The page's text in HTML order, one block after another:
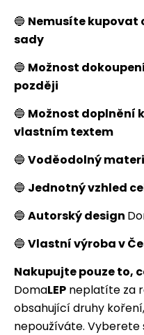
🔵 Nemusíte kupovat
sady
🔵 Možnost
později
🔵 Možnost doplnění
vlastním textem
🔵 Voděodolný
🔵 Jednotný vzhled
🔵 Autorský design
🔵 Vlastní výroba v
Nakupujte pouze to,
DomaLEP neplatíte za
obsahující druhy
nepoužíváte. Vyberete